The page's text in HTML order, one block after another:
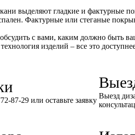
выделяют гладкие и
Фактурные или стеганые
обсудить с вами, каким должно быть
изделий – все это
87-29 или оставьте заявку
Выезд